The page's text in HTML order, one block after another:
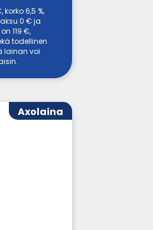
6,5 %,
0 € ja
119 €,
todellinen
lainan voi
Axolaina